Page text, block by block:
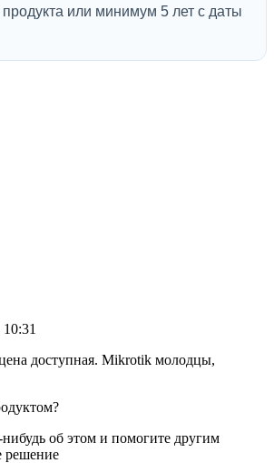
или минимум 5 лет с даты
доступная. Mikrotik молодцы,
об этом и помогите другим
решение